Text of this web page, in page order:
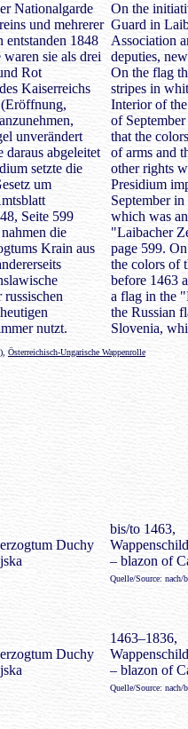
Nationalgarde
und mehrerer
entstanden 1848
sie als drei
Rot
Kaiserreichs
unverändert
daraus abgeleitet
setzte die
um
Seite 599
die
Krain aus
nutzt.
On the
Guard in
Association
deputies,
On the flag
stripes in
Interior of
of
that the
of arms and
other rights
Presidium
September
which was
"Laibacher
page 599.
the colors of
before 1463
a flag in the
the Russian
Slovenia,
Österreichisch-Ungarische Wappenrolle
bis/to 1463,
– blazon of
Quelle/Source: nach/
1463–1836,
– blazon of
Quelle/Source: nach/